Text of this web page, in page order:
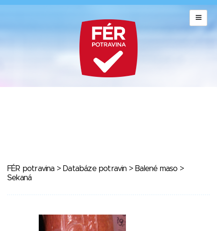
FÉR potravina > Databáze potravin > Balené maso >
Sekaná